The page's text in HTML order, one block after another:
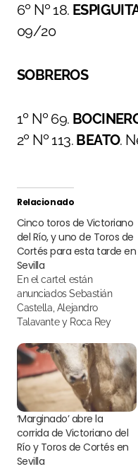
6º Nº 18.
09/20
SOBREROS
1º Nº 69.
2º Nº 113. BEATO.
Relacionado
Cinco toros de Victoriano
del Río, y uno de Toros de
Cortés para esta tarde en
Sevilla
En el cartel están
anunciados Sebastián
Castella, Alejandro
Talavante y Roca Rey
‘Marginado’ abre la
corrida de Victoriano del
Río y Toros de Cortés en
Sevilla